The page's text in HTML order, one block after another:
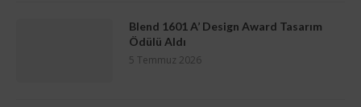
Blend 1601 A’ Design Award Tasarım
Ödülü Aldı
5 Temmuz 2026